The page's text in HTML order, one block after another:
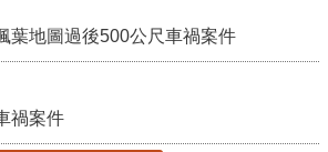
葉地圖過後500公尺車禍案件
禍案件